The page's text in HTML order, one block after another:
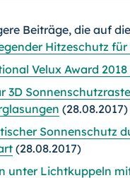
Beiträge, die auf
Hitzeschutz für
Velux Award
3D
(28.08.2017)
Sonnenschutz
(28.08.2017)
unter Lichtkuppeln